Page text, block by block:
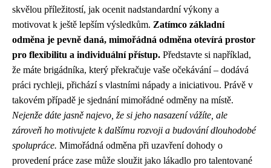
skvělou příležitostí, jak ocenit nadstandardní výkony a
motivovat k ještě lepším výsledkům. Zatímco základní
odměna je pevně daná, mimořádná odměna otevírá prostor
pro flexibilitu a individuální přístup. Představte si například,
že máte brigádníka, který překračuje vaše očekávání – dodává
práci rychleji, přichází s vlastními nápady a iniciativou. Právě v
takovém případě je sjednání mimořádné odměny na místě.
Nejenže dáte jasně najevo, že si jeho nasazení vážíte, ale
zároveň ho motivujete k dalšímu rozvoji a budování dlouhodobé
spolupráce. Mimořádná odměna při uzavření dohody o
provedení práce zase může sloužit jako lákadlo pro talentované